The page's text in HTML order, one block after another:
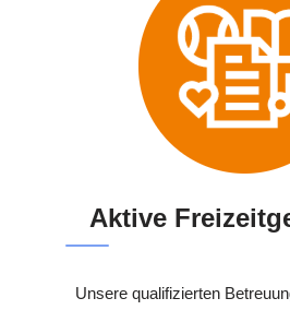
Aktive
Unsere qualifizierten